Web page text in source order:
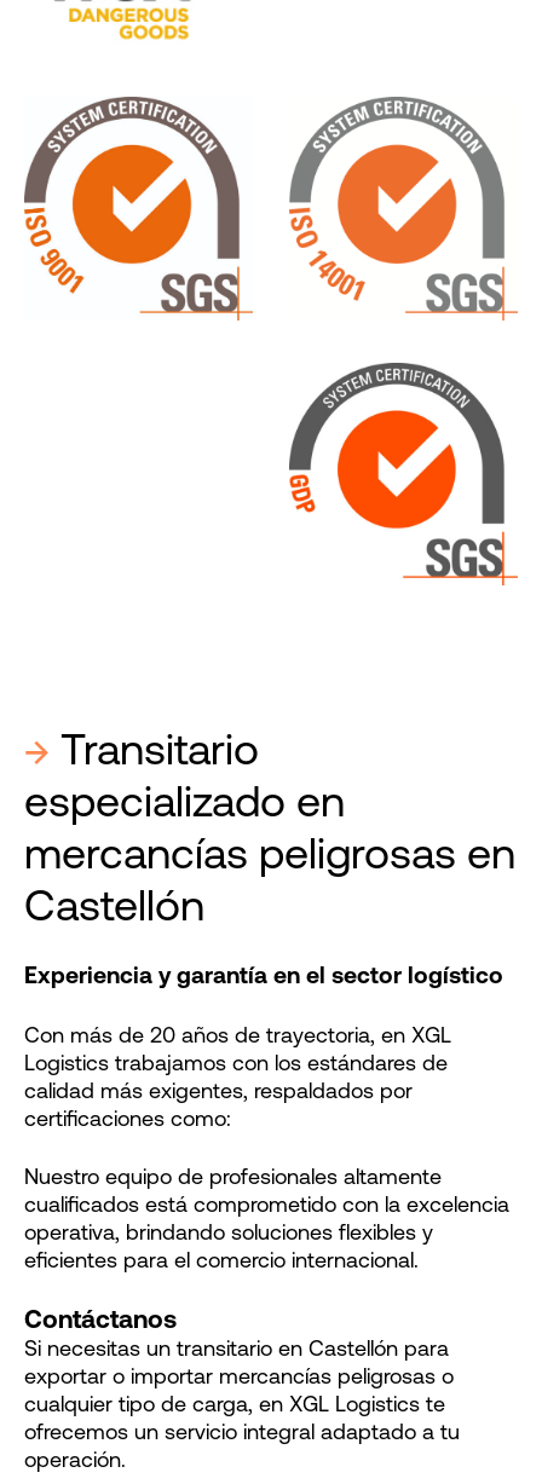
→ Transitario
especializado en
mercancías peligrosas en
Castellón
Experiencia y garantía en el sector logístico
Con más de 20 años de trayectoria, en XGL
Logistics trabajamos con los estándares de
calidad más exigentes, respaldados por
certificaciones como:
Nuestro equipo de profesionales altamente
cualificados está comprometido con la excelencia
operativa, brindando soluciones flexibles y
eficientes para el comercio internacional.
Contáctanos
Si necesitas un transitario en Castellón para
exportar o importar mercancías peligrosas o
cualquier tipo de carga, en XGL Logistics te
ofrecemos un servicio integral adaptado a tu
operación.